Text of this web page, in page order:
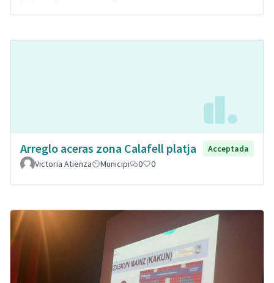
Arreglo aceras zona Calafell platja
Acceptada
Victoria Atienza
Municipi 0 0